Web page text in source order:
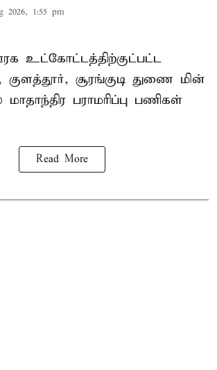
2026, 1:55 pm
உட்கோட்டத்திற்குட்பட்ட
குளத்தூர், சூரங்குடி துணை மின்
பராமரிப்பு பணிகள்
Read More